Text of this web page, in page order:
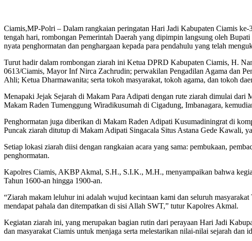
Ciamis,MP-Polri – Dalam rangkaian peringatan Hari Jadi Kabupaten Ciamis
tengah hari, rombongan Pemerintah Daerah yang dipimpin langsung oleh
nyata penghormatan dan penghargaan kepada para pendahulu yang telah
Turut hadir dalam rombongan ziarah ini Ketua DPRD Kabupaten Ciamis, H.
0613/Ciamis, Mayor Inf Nirca Zachrudin; perwakilan Pengadilan Agama dan
Ahli; Ketua Dharmawanita; serta tokoh masyarakat, tokoh agama, dan tokoh
Menapaki Jejak Sejarah di Makam Para Adipati dengan rute ziarah dimulai
Makam Raden Tumenggung Wiradikusumah di Cigadung, Imbanagara,
Penghormatan juga diberikan di Makam Raden Adipati Kusumadiningrat di
Puncak ziarah ditutup di Makam Adipati Singacala Situs Astana Gede Kawali,
Setiap lokasi ziarah diisi dengan rangkaian acara yang sama: pembukaan,
penghormatan.
Kapolres Ciamis, AKBP Akmal, S.H., S.I.K., M.H., menyampaikan bahwa
Tahun 1600-an hingga 1900-an.
“Ziarah makam leluhur ini adalah wujud kecintaan kami dan seluruh
mendapat pahala dan ditempatkan di sisi Allah SWT,” tutur Kapolres Akmal.
Kegiatan ziarah ini, yang merupakan bagian rutin dari perayaan Hari Jadi
dan masyarakat Ciamis untuk menjaga serta melestarikan nilai-nilai sejarah dan